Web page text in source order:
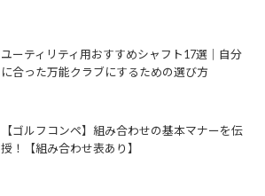
ユーティリティ用おすすめシャフト17選│自分
に合った万能クラブにするための選び方
【ゴルフコンペ】組み合わせの基本マナーを伝
授！【組み合わせ表あり】